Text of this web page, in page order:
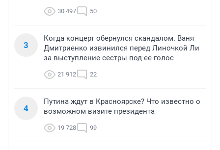
30 497 50
3
Когда концерт обернулся скандалом. Ваня
Дмитриенко извинился перед Линочкой Ли
за выступление сестры под ее голос
21 912 22
4
Путина ждут в Красноярске? Что известно о
возможном визите президента
19 728 99